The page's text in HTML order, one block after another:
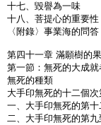
十七、毀譽為一味
十八、菩提心的重要性
〈附錄〉事業海的問答
第四十一章 滿願樹的
第一節：無死的大成就
無死的種類
大手印無死的十二個次
一、大手印無死的第十
二、大手印無死的第